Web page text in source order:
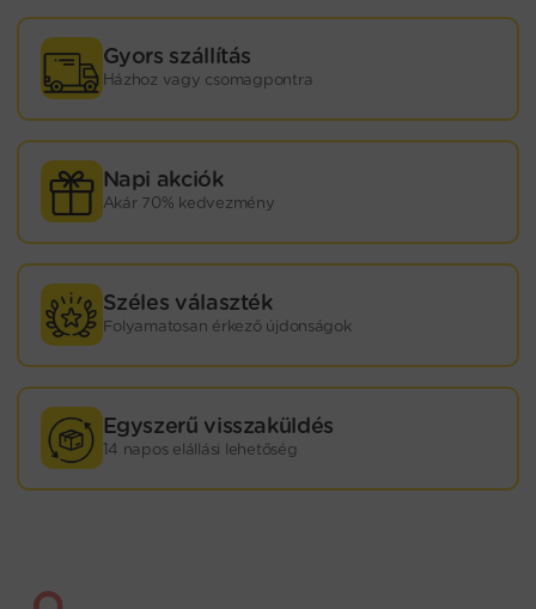
Gyors szállítás
Házhoz vagy csomagpontra
Napi akciók
Akár 70% kedvezmény
Széles választék
Folyamatosan érkező újdonságok
Egyszerű visszaküldés
14 napos elállási lehetőség